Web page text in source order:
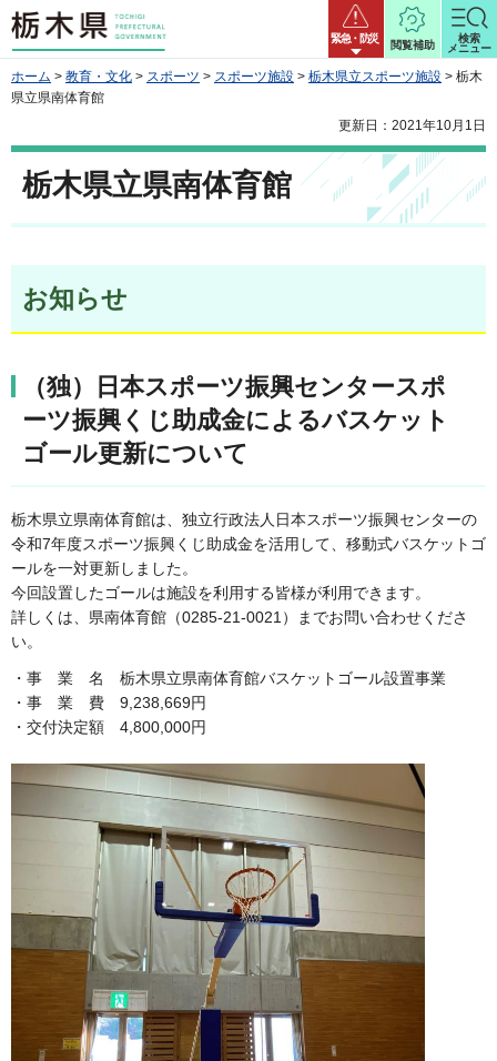
栃木県 緊急・防災
閲覧補助
検索
メニュー
ホーム > 教育・文化 > スポーツ > スポーツ施設 > 栃木県立スポーツ施設 > 栃木
県立県南体育館
更新日：2021年10月1日
栃木県立県南体育館
お知らせ
（独）日本スポーツ振興センタースポ
ーツ振興くじ助成金によるバスケット
ゴール更新について
栃木県立県南体育館は、独立行政法人日本スポーツ振興センターの
令和7年度スポーツ振興くじ助成金を活用して、移動式バスケットゴ
ールを一対更新しました。
今回設置したゴールは施設を利用する皆様が利用できます。
詳しくは、県南体育館（0285-21-0021）までお問い合わせくださ
い。
・事 業 名 栃木県立県南体育館バスケットゴール設置事業
・事 業 費 9,238,669円
・交付決定額 4,800,000円